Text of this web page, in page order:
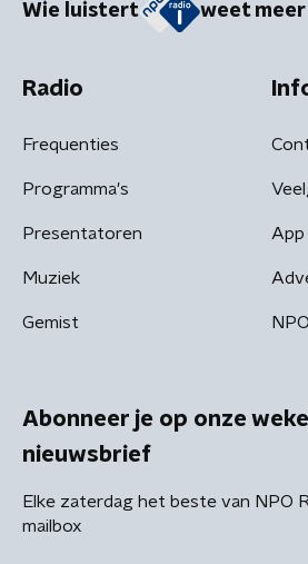
Wie luistert weet meer
Radio
Frequenties
Programma's
Presentatoren
Muziek
Gemist
Abonneer je op onze
nieuwsbrief
Elke zaterdag het beste van NPO
mailbox